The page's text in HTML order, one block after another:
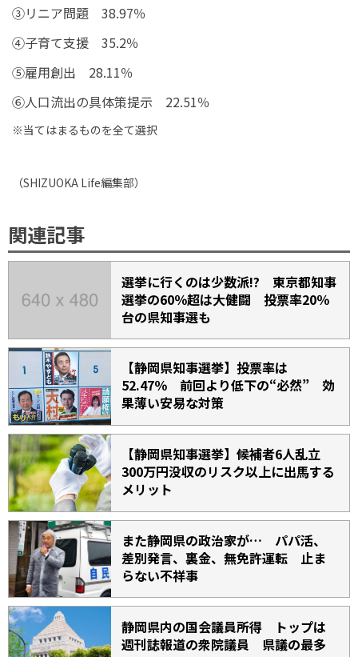
③リニア問題 38.97％
④子育て支援 35.2％
⑤雇用創出 28.11％
⑥人口流出の具体策提示 22.51％
※当てはまるものを全て選択
（SHIZUOKA Life編集部）
関連記事
選挙に行くのは少数派!? 東京都知事
選挙の60％超は大健闘 投票率20％
台の県知事選も
【静岡県知事選挙】投票率は
52.47％ 前回より低下の“必然” 効
果薄い安易な対策
【静岡県知事選挙】候補者6人乱立
300万円没収のリスク以上に出馬する
メリット
また静岡県の政治家が… パパ活、
差別発言、裏金、無免許運転 止ま
らない不祥事
静岡県内の国会議員所得 トップは
週刊誌報道の衆院議員 県議の最多